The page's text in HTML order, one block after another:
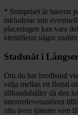
* Snittpriset är baserat
inkluderar inte
placeringen kan vara
identifierat något
Stadsnät i
Om du har bredband
välja mellan ett flertal
tillhandahåller då den
internetleverantören
ofta även tjänster som